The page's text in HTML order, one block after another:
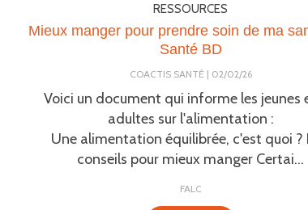
RESSOURCES
Mieux manger pour prendre soin de ma
Santé BD
COACTIS SANTÉ 02/02/26
Voici un document qui informe les jeunes
adultes sur l'alimentation :
Une alimentation équilibrée, c'est quoi ?
conseils pour mieux manger Certai...
FALC